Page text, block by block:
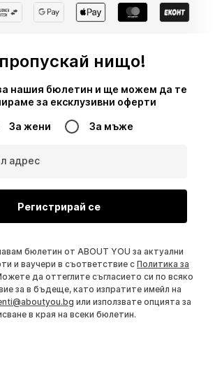
нищо!
нашия бюлетин и ще можем да те
за ексклузивни оферти
За жени За мъже
адрес
Регистрирай се
бюлетин от ABOUT YOU за актуални
и ваучери в съответствие с Политика за
да оттеглите съгласието си по всяко
за в бъдеще, като изпратите имейл на
или използвате опцията за
в края на всеки бюлетин.